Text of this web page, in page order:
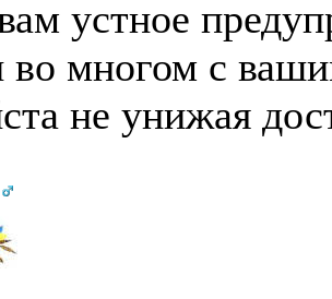
устное
во многом с
не унижая